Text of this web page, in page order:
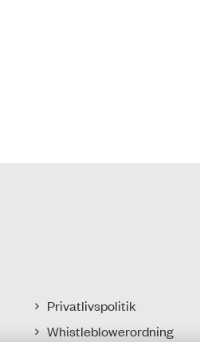
Privatlivspolitik
Whistleblowerordning